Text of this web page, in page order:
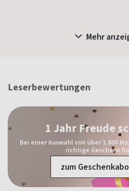
Mehr
Leserbewertungen
1 Jahr Freude
Bei einer Auswahl von über 1.800
richtige Geschenk
zum